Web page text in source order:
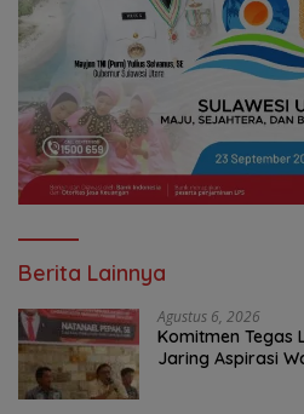
Berita Lainnya
Agustus 6, 2026
Komitmen Tegas
Jaring Aspirasi